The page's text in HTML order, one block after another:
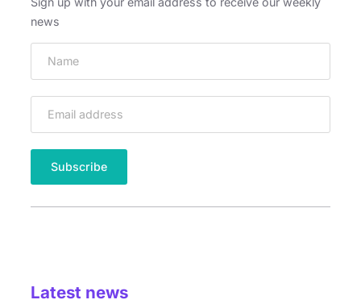
news
Latest news